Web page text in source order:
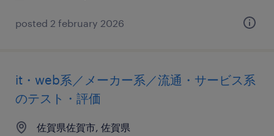
posted 2 february 2026
it・web系／メーカー系／流通・サービス系
のテスト・評価
佐賀県佐賀市, 佐賀県